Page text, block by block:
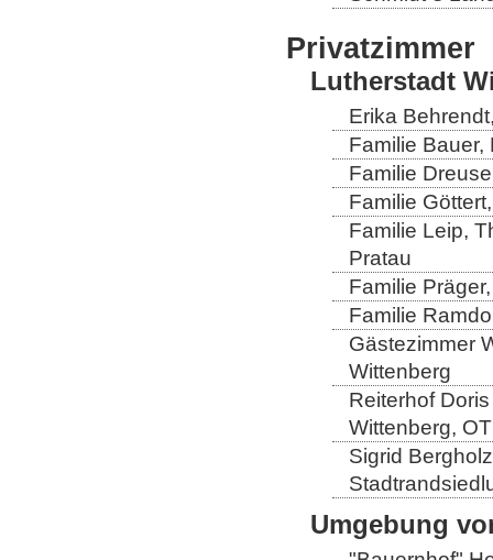
Privatzimmer
Lutherstadt
Erika
Familie Bauer,
Familie
Familie
Familie Leip,
Pratau
Familie
Familie
Gästezimmer
Wittenberg
Reiterhof
Wittenberg,
Sigrid
Umgebung